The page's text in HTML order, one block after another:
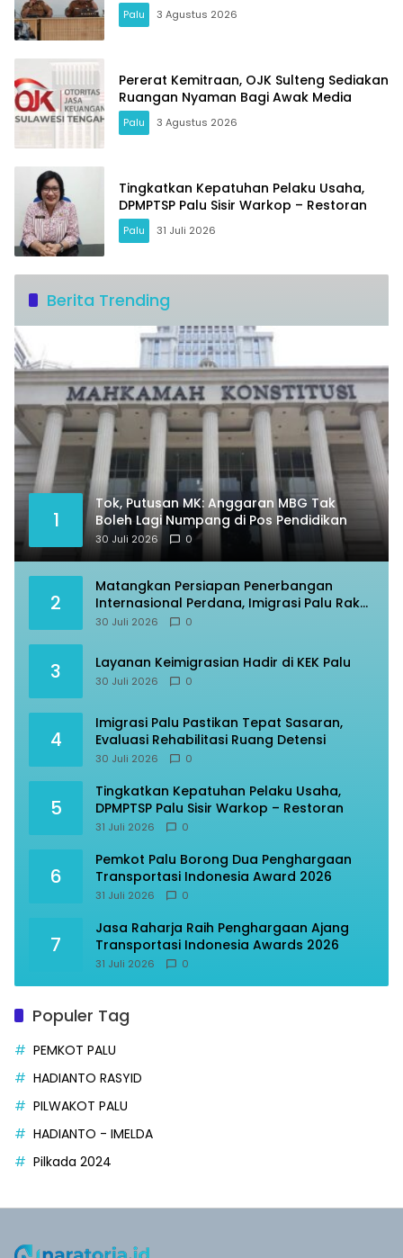
Palu 3 Agustus 2026
Pererat Kemitraan, OJK Sulteng Sediakan
Ruangan Nyaman Bagi Awak Media
Palu 3 Agustus 2026
Tingkatkan Kepatuhan Pelaku Usaha,
DPMPTSP Palu Sisir Warkop – Restoran
Palu 31 Juli 2026
Berita Trending
1
Tok, Putusan MK: Anggaran MBG Tak
Boleh Lagi Numpang di Pos Pendidikan
30 Juli 2026 0
2
Matangkan Persiapan Penerbangan
Internasional Perdana, Imigrasi Palu Rakor
dengan Gubernur Sulteng
30 Juli 2026 0
3 Layanan Keimigrasian Hadir di KEK Palu
30 Juli 2026 0
4
Imigrasi Palu Pastikan Tepat Sasaran,
Evaluasi Rehabilitasi Ruang Detensi
30 Juli 2026 0
5
Tingkatkan Kepatuhan Pelaku Usaha,
DPMPTSP Palu Sisir Warkop – Restoran
31 Juli 2026 0
6
Pemkot Palu Borong Dua Penghargaan
Transportasi Indonesia Award 2026
31 Juli 2026 0
7
Jasa Raharja Raih Penghargaan Ajang
Transportasi Indonesia Awards 2026
31 Juli 2026 0
Populer Tag
PEMKOT PALU
HADIANTO RASYID
PILWAKOT PALU
HADIANTO - IMELDA
Pilkada 2024